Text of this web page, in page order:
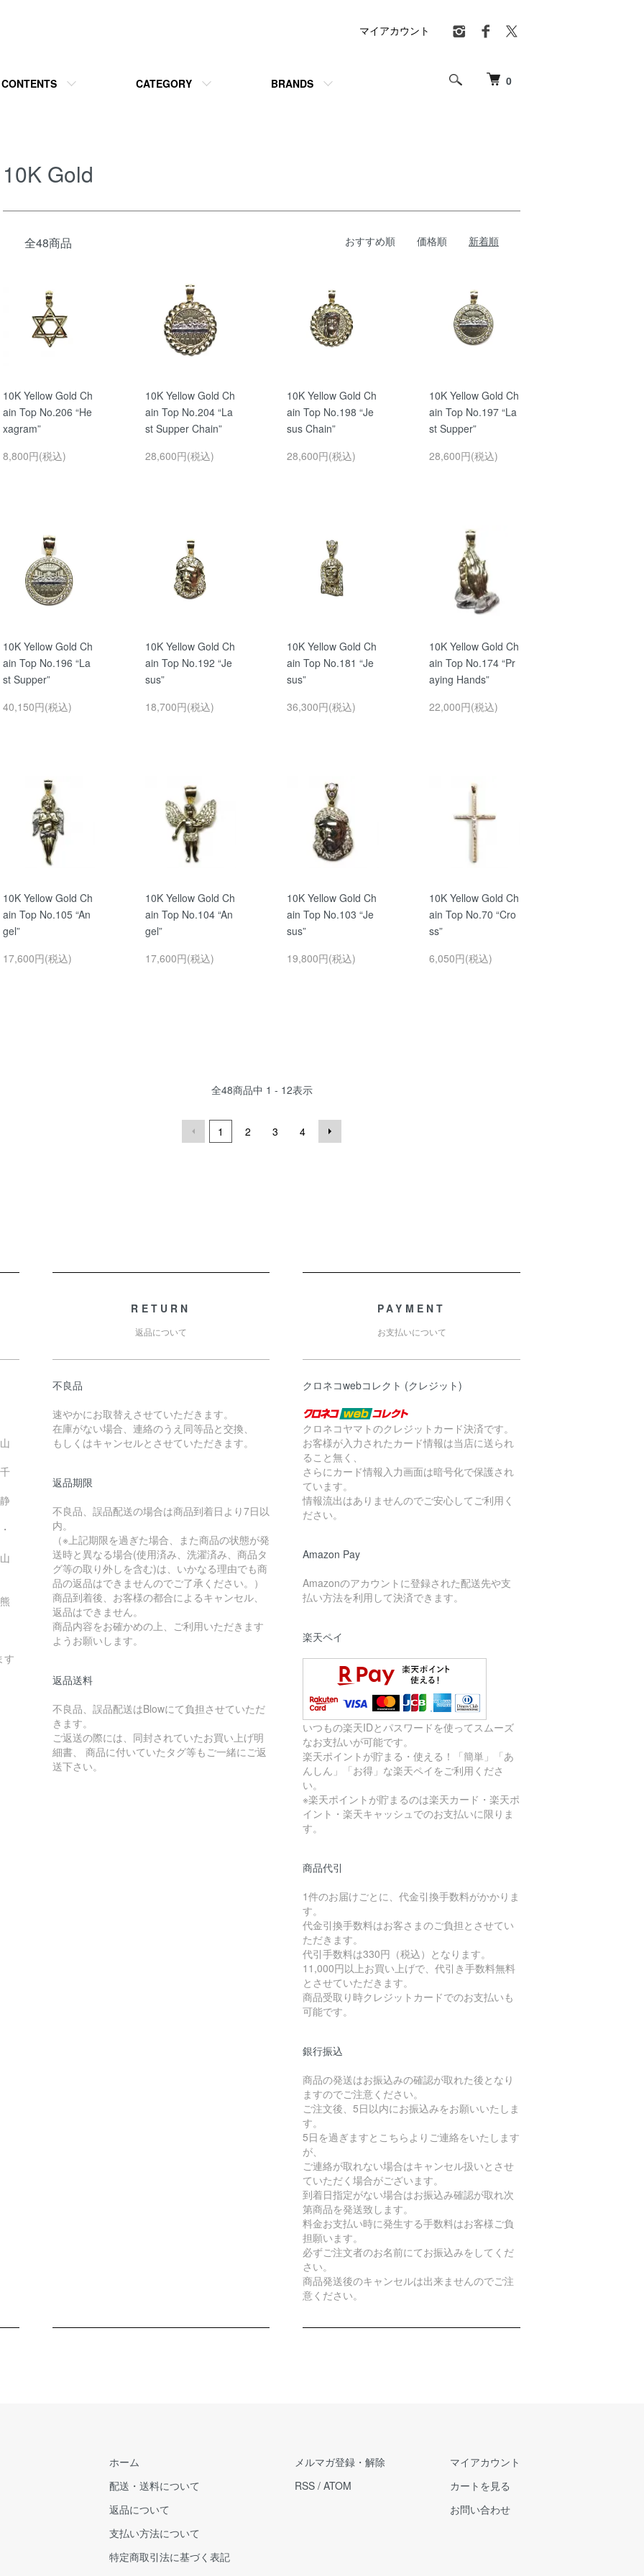
0
CONTENTS CATEGORY BRANDS
マイアカウント
10K Gold
全48商品 おすすめ順 価格順 新着順
10K Yellow Gold Ch
ain Top No.206 “He
xagram”
8,800円(税込)
10K Yellow Gold Ch
ain Top No.204 “La
st Supper Chain”
28,600円(税込)
10K Yellow Gold Ch
ain Top No.198 “Je
sus Chain”
28,600円(税込)
10K Yellow Gold Ch
ain Top No.197 “La
st Supper”
28,600円(税込)
10K Yellow Gold Ch
ain Top No.196 “La
st Supper”
40,150円(税込)
10K Yellow Gold Ch
ain Top No.192 “Je
sus”
18,700円(税込)
10K Yellow Gold Ch
ain Top No.181 “Je
sus”
36,300円(税込)
10K Yellow Gold Ch
ain Top No.174 “Pr
aying Hands”
22,000円(税込)
10K Yellow Gold Ch
ain Top No.105 “An
gel”
17,600円(税込)
10K Yellow Gold Ch
ain Top No.104 “An
gel”
17,600円(税込)
10K Yellow Gold Ch
ain Top No.103 “Je
sus”
19,800円(税込)
10K Yellow Gold Ch
ain Top No.70 “Cro
ss”
6,050円(税込)
全48商品中 1 - 12表示
1 2 3 4
す
RETURN
返品について
不良品
速やかにお取替えさせていただきます。
在庫がない場合、連絡のうえ同等品と交換、
もしくはキャンセルとさせていただきます。
返品期限
不良品、誤品配送の場合は商品到着日より7日以
内。
（※上記期限を過ぎた場合、また商品の状態が発
送時と異なる場合(使用済み、洗濯済み、商品タ
グ等の取り外しを含む)は、いかなる理由でも商
品の返品はできませんのでご了承ください。）
商品到着後、お客様の都合によるキャンセル、
返品はできません。
商品内容をお確かめの上、ご利用いただきます
ようお願いします。
返品送料
不良品、誤品配送はBlowにて負担させていただ
きます。
ご返送の際には、同封されていたお買い上げ明
細書、 商品に付いていたタグ等もご一緒にご返
送下さい。
PAYMENT
お支払いについて
クロネコwebコレクト (クレジット)
クロネコヤマトのクレジットカード決済です。
お客様が入力されたカード情報は当店に送られ
ること無く、
さらにカード情報入力画面は暗号化で保護され
ています。
情報流出はありませんのでご安心してご利用く
ださい。
Amazon Pay
Amazonのアカウントに登録された配送先や支
払い方法を利用して決済できます。
楽天ペイ
いつもの楽天IDとパスワードを使ってスムーズ
なお支払いが可能です。
楽天ポイントが貯まる・使える！「簡単」「あ
んしん」「お得」な楽天ペイをご利用くださ
い。
※楽天ポイントが貯まるのは楽天カード・楽天ポ
イント・楽天キャッシュでのお支払いに限りま
す。
商品代引
1件のお届けごとに、代金引換手数料がかかりま
す。
代金引換手数料はお客さまのご負担とさせてい
ただきます。
代引手数料は330円（税込）となります。
11,000円以上お買い上げで、代引き手数料無料
とさせていただきます。
商品受取り時クレジットカードでのお支払いも
可能です。
銀行振込
商品の発送はお振込みの確認が取れた後となり
ますのでご注意ください。
ご注文後、5日以内にお振込みをお願いいたしま
す。
5日を過ぎますとこちらよりご連絡をいたします
が、
ご連絡が取れない場合はキャンセル扱いとさせ
ていただく場合がございます。
到着日指定がない場合はお振込み確認が取れ次
第商品を発送致します。
料金お支払い時に発生する手数料はお客様ご負
担願います。
必ずご注文者のお名前にてお振込みをしてくだ
さい。
商品発送後のキャンセルは出来ませんのでご注
意ください。
ホーム
配送・送料について
返品について
支払い方法について
特定商取引法に基づく表記
メルマガ登録・解除
RSS / ATOM
マイアカウント
カートを見る
お問い合わせ